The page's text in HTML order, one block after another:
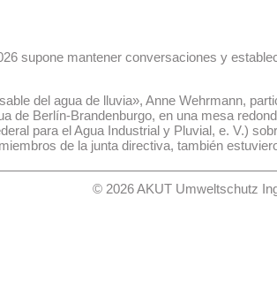
supone mantener conversaciones y
del agua de lluvia», Anne Wehrmann,
de Berlín-Brandenburgo, en una mesa
para el Agua Industrial y Pluvial, e. V.)
de la junta directiva, también
© 2026 AKUT Umweltschutz